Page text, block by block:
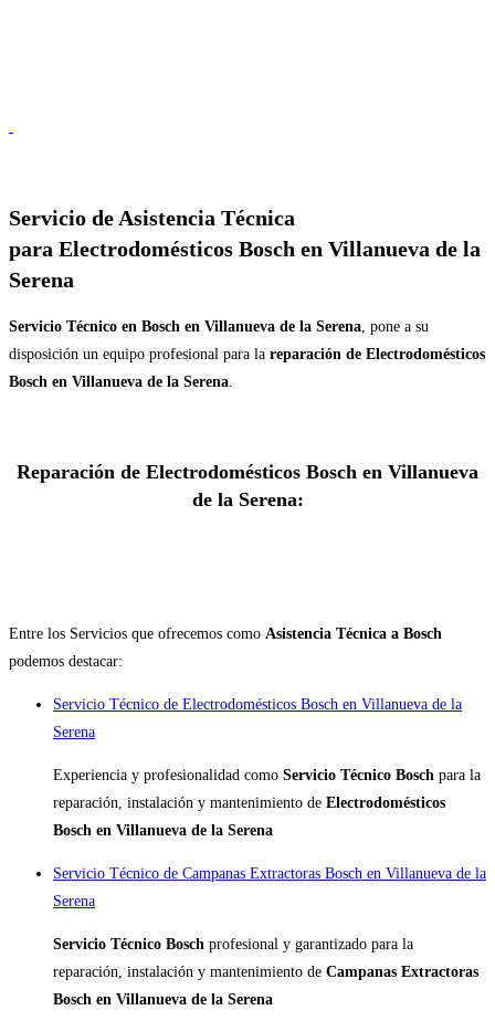
Servicio de Asistencia Técnica
para Electrodomésticos Bosch en Villanueva de la
Serena
Servicio Técnico en Bosch en Villanueva de la Serena, pone a su
disposición un equipo profesional para la reparación de Electrodomésticos
Bosch en Villanueva de la Serena.
Reparación de Electrodomésticos Bosch en Villanueva
de la Serena:
Entre los Servicios que ofrecemos como Asistencia Técnica a Bosch
podemos destacar:
Servicio Técnico de Electrodomésticos Bosch en Villanueva de la
Serena
Experiencia y profesionalidad como Servicio Técnico Bosch para la
reparación, instalación y mantenimiento de Electrodomésticos
Bosch en Villanueva de la Serena
Servicio Técnico de Campanas Extractoras Bosch en Villanueva de la
Serena
Servicio Técnico Bosch profesional y garantizado para la
reparación, instalación y mantenimiento de Campanas Extractoras
Bosch en Villanueva de la Serena